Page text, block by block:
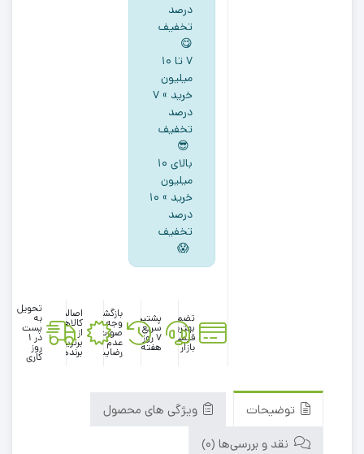
درصد
تخفیف
😋
۷ تا ۱۰
میلیون
خرید » ۷
درصد
تخفیف
😎
بالای ۱۰
میلیون
خرید » ۱۰
درصد
تخفیف
😱
تضمین
بهترین
قیمت
بازار
پشتیبانی
سریع در
۷ روز
هفته
بازگشت
وجه در
صورت
عدم
رضایت
اصالت
کالاها
از
برترین
برندها
تحویل
به
پست
در 1
روز
کاری
توضیحات
ویژگی های محصول
نقد و بررسی‌ها (0)